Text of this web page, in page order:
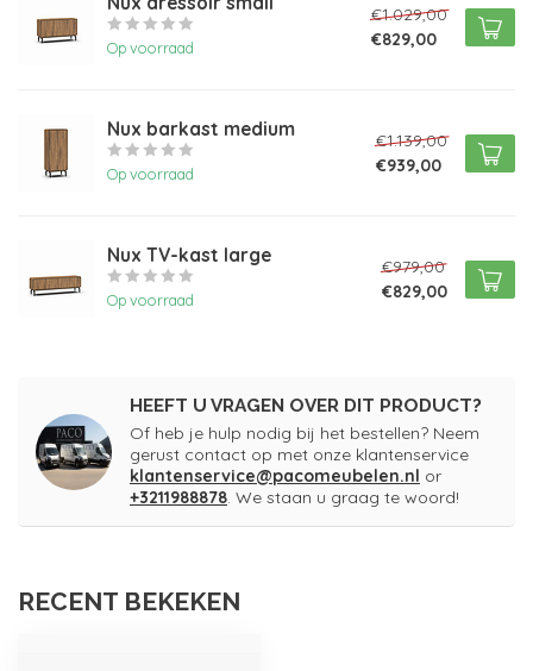
Op voorraad
€1.029,00
€829,00
Nux barkast medium
Op voorraad
€1.139,00
€939,00
Nux TV-kast large
Op voorraad
€979,00
€829,00
HEEFT U VRAGEN OVER DIT PRODUCT?
Of heb je hulp nodig bij het bestellen? Neem
gerust contact op met onze klantenservice
klantenservice@pacomeubelen.nl or
+3211988878. We staan u graag te woord!
RECENT BEKEKEN